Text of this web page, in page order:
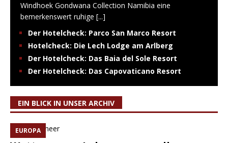
Windhoek Gondwana Collection Namibia eine
bemerkenswert ruhige [...]
Der Hotelcheck: Parco San Marco Resort
Hotelcheck: Die Lech Lodge am Arlberg
Der Hotelcheck: Das Baia del Sole Resort
Der Hotelcheck: Das Capovaticano Resort
EIN BLICK IN UNSER ARCHIV
EUROPA